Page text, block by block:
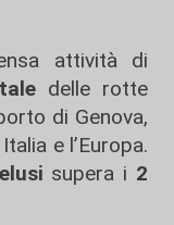
attività di
delle rotte
di Genova,
e l’Europa.
supera i 2